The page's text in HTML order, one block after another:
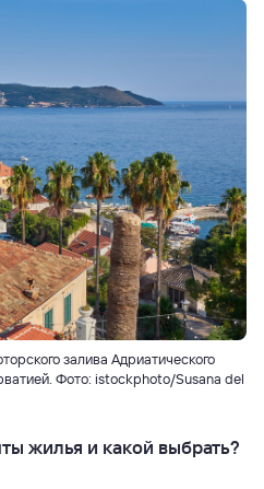
залива Адриатического
Фото: istockphoto/Susana del
жилья и какой выбрать?